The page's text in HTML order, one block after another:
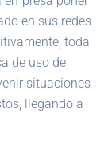
en sus redes
toda
de uso de
situaciones
llegando a